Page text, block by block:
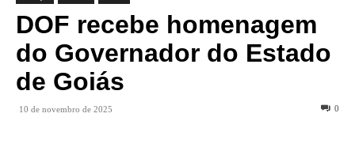
DOF recebe homenagem
do Governador do Estado
de Goiás
10 de novembro de 2025 0